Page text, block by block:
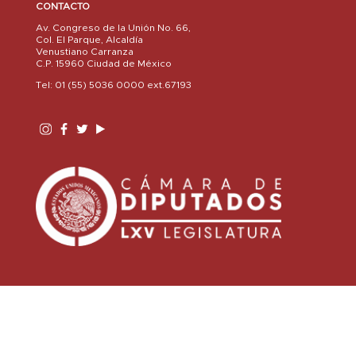
CONTACTO
Av. Congreso de la Unión No. 66,
Col. El Parque, Alcaldía
Venustiano Carranza
C.P. 15960 Ciudad de México
Tel: 01 (55) 5036 0000 ext.67193